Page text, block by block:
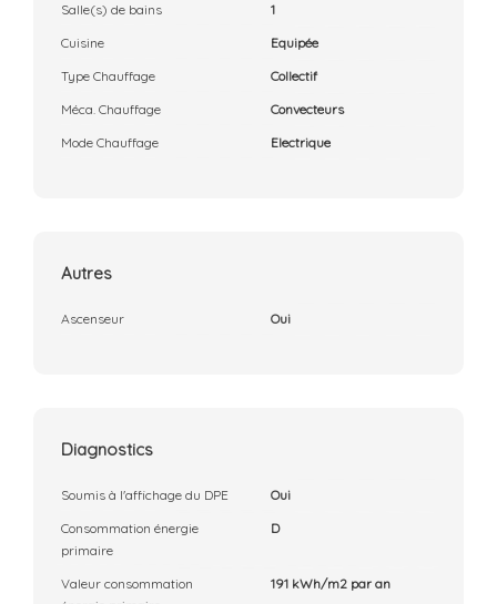
Salle(s) de bains
1
Cuisine
Equipée
Type Chauffage
Collectif
Méca. Chauffage
Convecteurs
Mode Chauffage
Electrique
Autres
Ascenseur Oui
Diagnostics
Soumis à l'affichage du DPE
Oui
Consommation énergie
primaire
D
Valeur consommation
191 kWh/m2 par an